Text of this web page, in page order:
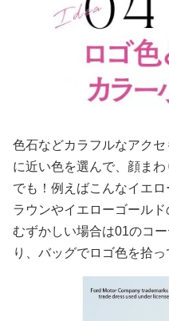
色石などカラフルなアク
に近い色を選んで、顔ま
でも！例えばこんなイエ
ラウンやイエローゴール
むずかしい場合は01のコ
り、バッグでロゴ色を拾っ